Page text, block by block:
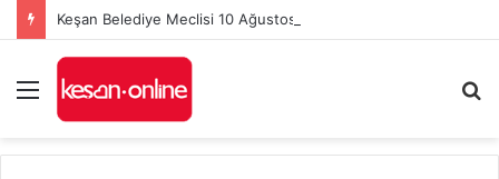
Menü
...